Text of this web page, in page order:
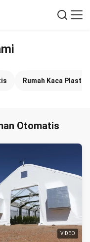
Rumah Kaca
Otomatis
VIDEO